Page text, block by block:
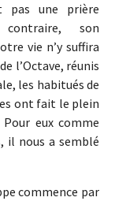
pas une prière
son
vie n’y suffira
l’Octave, réunis
les habitués de
ont fait le plein
eux comme
il nous a semblé
commence par